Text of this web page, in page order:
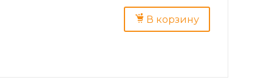
В корзину